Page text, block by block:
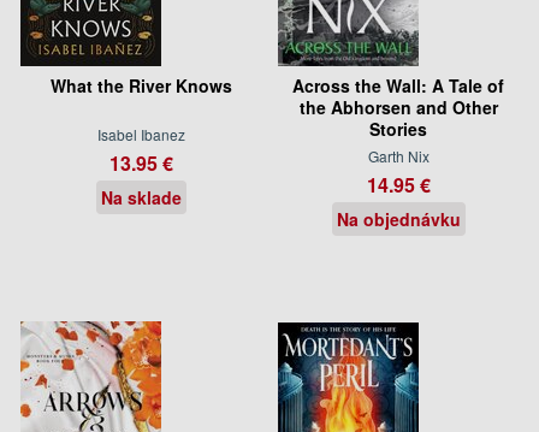
What the River Knows
Isabel Ibanez
13.95 €
Na sklade
Across the Wall: A Tale of
the Abhorsen and Other
Stories
Garth Nix
14.95 €
Na objednávku